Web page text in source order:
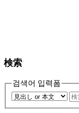
検索
검색어 입력폼